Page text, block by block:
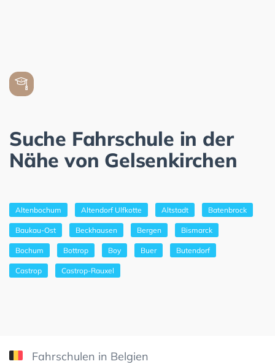
Suche Fahrschule in der
Nähe von Gelsenkirchen
Altenbochum Altendorf Ulfkotte Altstadt Batenbrock
Baukau-Ost Beckhausen Bergen Bismarck
Bochum Bottrop Boy Buer Butendorf
Castrop Castrop-Rauxel
Fahrschulen in Belgien